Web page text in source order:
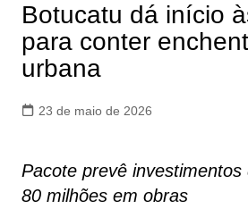
Botucatu dá início
para conter
urbana
23 de maio de 2026
Pacote prevê investimentos
80 milhões em obras